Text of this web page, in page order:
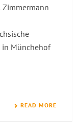
in Münchehof
READ MORE